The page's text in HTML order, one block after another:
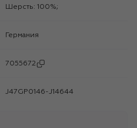
Шерсть: 100%;
Германия
7055672
J47GP0146-J14644